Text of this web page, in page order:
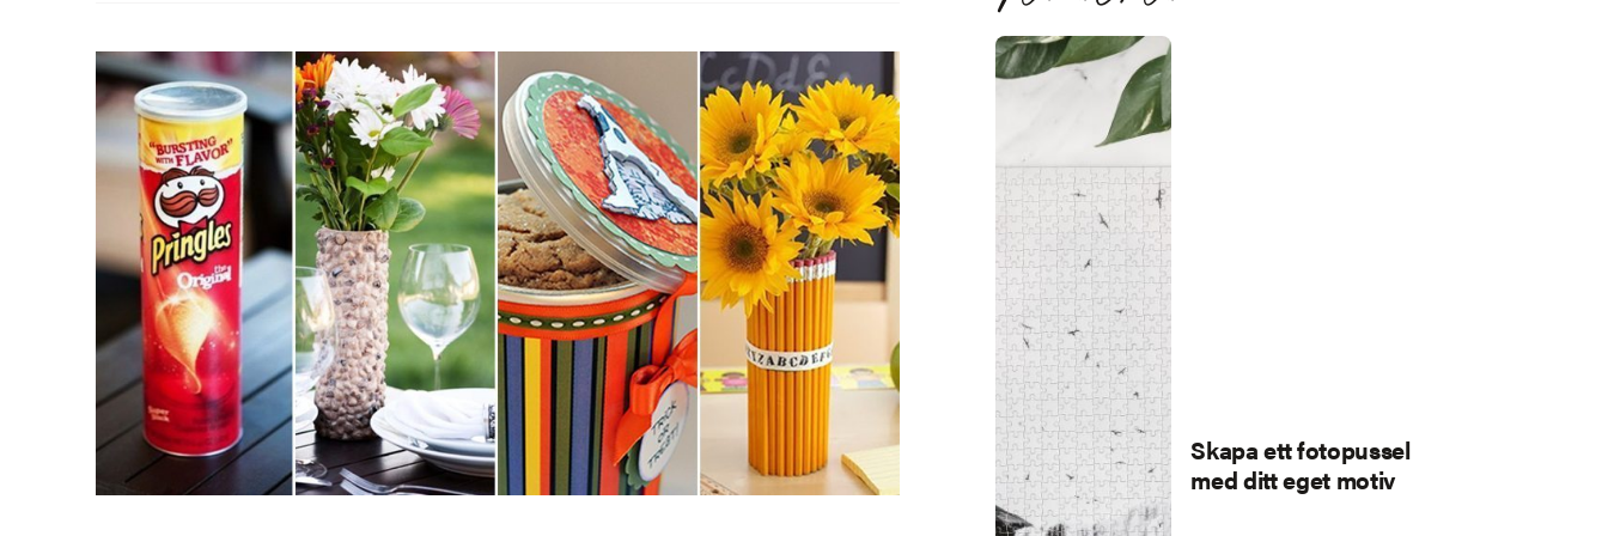
Skapa ett fotopussel
med ditt eget motiv